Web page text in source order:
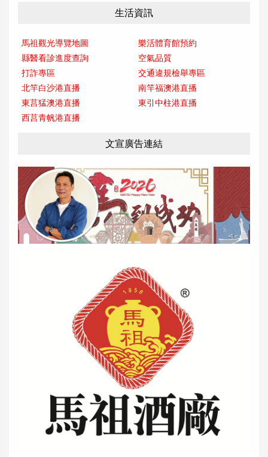
生活資訊
馬祖觀光導覽地圖
樂活體育館預約
縣醫看診進度查詢
空氣品質
打詐專區
交通違規檢舉專區
北竿白沙港直播
南竿福澳港直播
東莒猛澳港直播
東引中柱港直播
西莒青帆港直播
文宣廣告連結